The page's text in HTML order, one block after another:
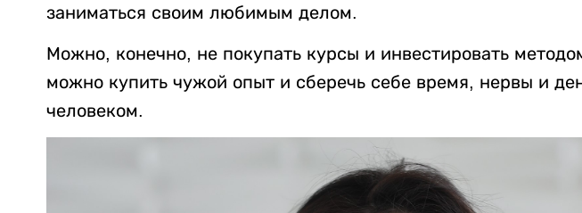
заниматься своим любимым делом.
Можно, конечно, не покупать курсы и инвестировать
можно купить чужой опыт и сберечь себе время, нервы и
человеком.